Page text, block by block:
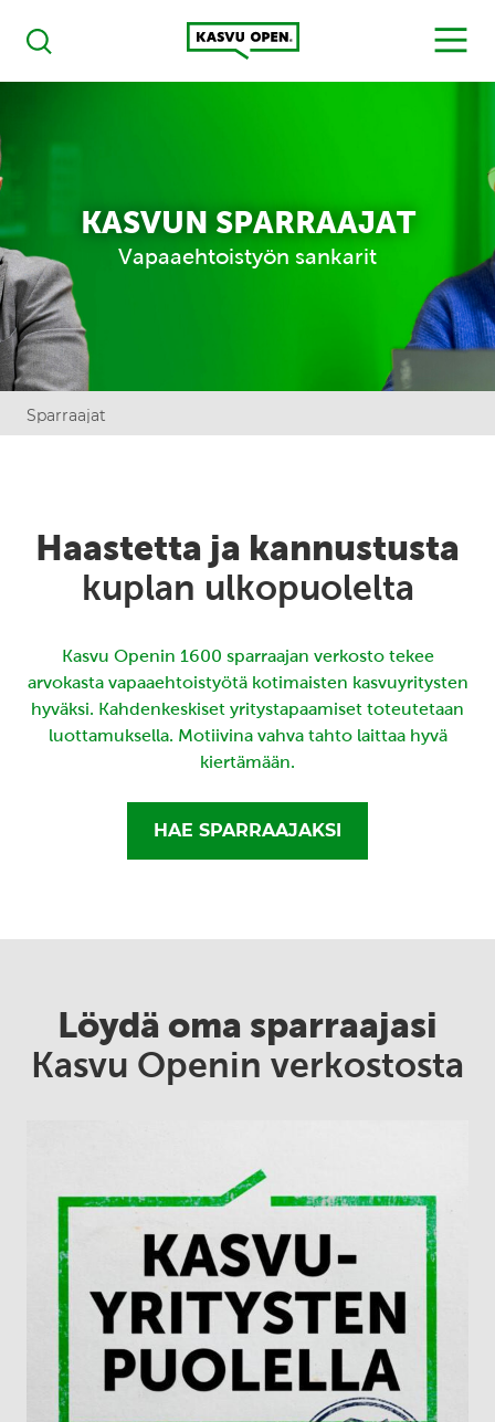
Haku
Kasvu Open
MENU
KASVUN SPARRAAJAT
Vapaaehtoistyön sankarit
Sparraajat
Haastetta ja kannustusta
kuplan ulkopuolelta
Kasvu Openin 1600 sparraajan verkosto tekee
arvokasta vapaaehtoistyötä kotimaisten kasvuyritysten
hyväksi. Kahdenkeskiset yritystapaamiset toteutetaan
luottamuksella. Motiivina vahva tahto laittaa hyvä
kiertämään.
HAE SPARRAAJAKSI
Löydä oma sparraajasi
Kasvu Openin verkostosta